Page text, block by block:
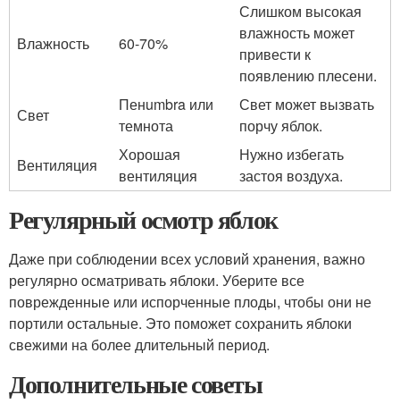
Влажность 60-70%
Слишком высокая
влажность может
привести к
появлению плесени.
Свет
Пенumbra или
темнота
Свет может вызвать
порчу яблок.
Вентиляция
Хорошая
вентиляция
Нужно избегать
застоя воздуха.
Регулярный осмотр яблок
Даже при соблюдении всех условий хранения, важно
регулярно осматривать яблоки. Уберите все
поврежденные или испорченные плоды, чтобы они не
портили остальные. Это поможет сохранить яблоки
свежими на более длительный период.
Дополнительные советы